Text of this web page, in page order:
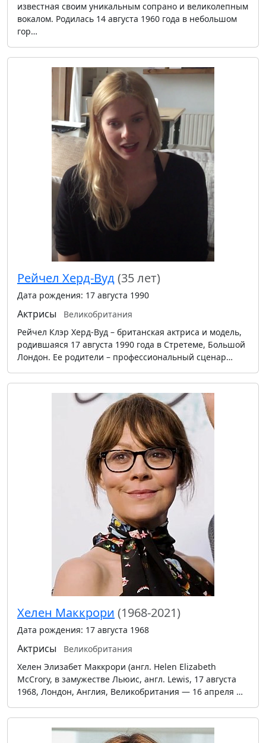
известная своим уникальным сопрано и великолепным
вокалом. Родилась 14 августа 1960 года в небольшом
гор…
Рейчел Херд-Вуд(35 лет)
Дата рождения: 17 августа 1990
Актрисы
Великобритания
Рейчел Клэр Херд-Вуд – британская актриса и модель,
родившаяся 17 августа 1990 года в Стретеме, Большой
Лондон. Ее родители – профессиональный сценар…
Хелен Маккрори (1968-2021)
Дата рождения: 17 августа 1968
Актрисы
Великобритания
Хелен Элизабет Маккрори (англ. Helen Elizabeth
McCrory, в замужестве Льюис, англ. Lewis, 17 августа
1968, Лондон, Англия, Великобритания — 16 апреля …